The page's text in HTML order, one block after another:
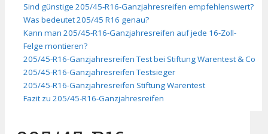
Sind günstige 205/45-R16-Ganzjahresreifen empfehlenswert?
Was bedeutet 205/45 R16 genau?
Kann man 205/45-R16-Ganzjahresreifen auf jede 16-Zoll-
Felge montieren?
205/45-R16-Ganzjahresreifen Test bei Stiftung Warentest & Co
205/45-R16-Ganzjahresreifen Testsieger
205/45-R16-Ganzjahresreifen Stiftung Warentest
Fazit zu 205/45-R16-Ganzjahresreifen